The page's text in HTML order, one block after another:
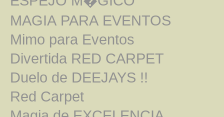
MAGIA PARA EVENTOS
Mimo para Eventos
Divertida RED CARPET
Duelo de DEEJAYS !!
Red Carpet